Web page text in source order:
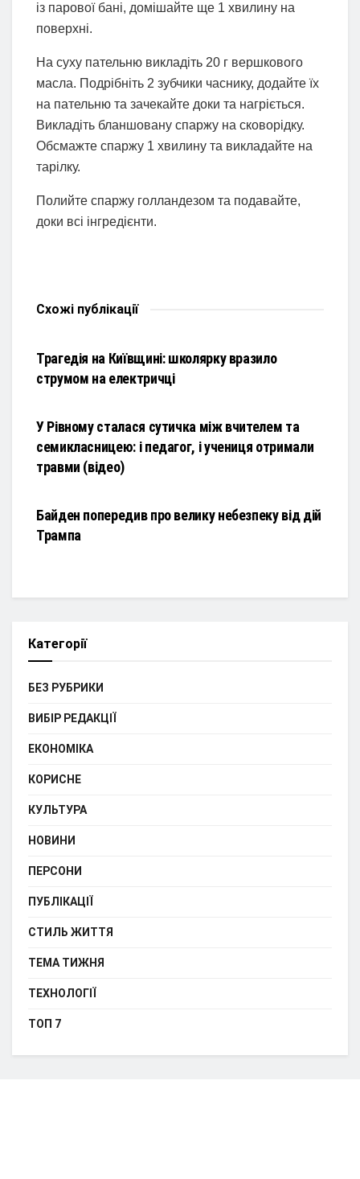
із парової бані, домішайте ще 1 хвилину на
поверхні.
На суху пательню викладіть 20 г вершкового
масла. Подрібніть 2 зубчики часнику, додайте їх
на пательню та зачекайте доки та нагріється.
Викладіть бланшовану спаржу на сковорідку.
Обсмажте спаржу 1 хвилину та викладайте на
тарілку.
Полийте спаржу голландезом та подавайте,
доки всі інгредієнти.
Схожі публікації
Трагедія на Київщині: школярку вразило
струмом на електричці
У Рівному сталася сутичка між вчителем та
семикласницею: і педагог, і учениця отримали
травми (відео)
Байден попередив про велику небезпеку від дій
Трампа
Категорії
БЕЗ РУБРИКИ
ВИБІР РЕДАКЦІЇ
ЕКОНОМІКА
КОРИСНЕ
КУЛЬТУРА
НОВИНИ
ПЕРСОНИ
ПУБЛІКАЦІЇ
СТИЛЬ ЖИТТЯ
ТЕМА ТИЖНЯ
ТЕХНОЛОГІЇ
ТОП 7